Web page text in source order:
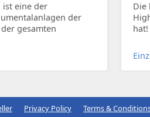
ist eine der
der
gesamten
Die
hat!
Privacy Policy Terms &